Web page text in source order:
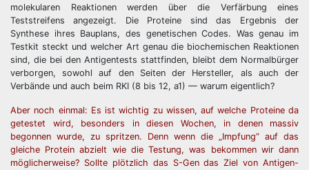
molekularen Reaktionen werden über die Verfärbung eines
Teststreifens angezeigt. Die Proteine sind das Ergebnis der
Synthese ihres Bauplans, des genetischen Codes. Was genau im
Testkit steckt und welcher Art genau die biochemischen Reaktionen
sind, die bei den Antigentests stattfinden, bleibt dem Normalbürger
verborgen, sowohl auf den Seiten der Hersteller, als auch der
Verbände und auch beim RKI (8 bis 12, a1) — warum eigentlich?
Aber noch einmal: Es ist wichtig zu wissen, auf welche Proteine da
getestet wird, besonders in diesen Wochen, in denen massiv
begonnen wurde, zu spritzen. Denn wenn die „Impfung“ auf das
gleiche Protein abzielt wie die Testung, was bekommen wir dann
möglicherweise? Sollte plötzlich das S-Gen das Ziel von Antigen-